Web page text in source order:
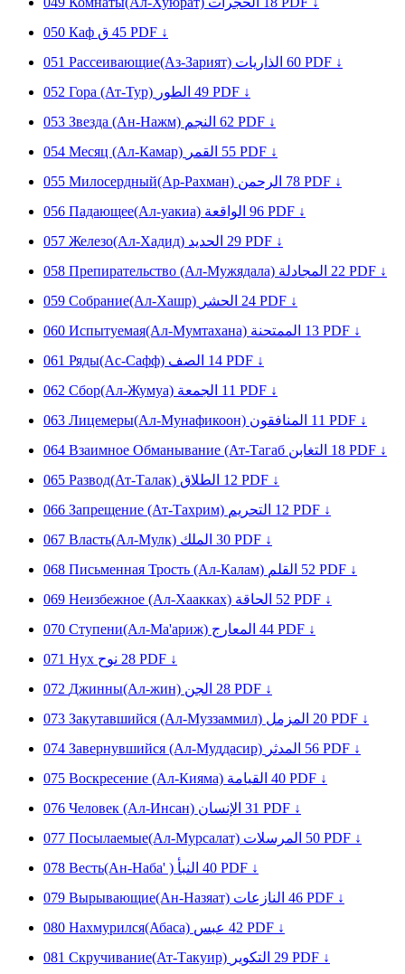
050 Кaф ق 45 PDF ↓
051 Рассеивающие(Аз-Зарият) الذاريات 60 PDF ↓
052 Гора (Ат-Тур) الطور 49 PDF ↓
053 Звезда (Ан-Нажм) النجم 62 PDF ↓
054 Месяц (Ал-Камар) القمر 55 PDF ↓
055 Милосердный(Ар-Рахман) الرحمن 78 PDF ↓
056 Падающее(Ал-уакиа) الواقعة 96 PDF ↓
057 Железо(Ал-Хадид) الحديد 29 PDF ↓
058 Препирательство (Ал-Мужядала) المجادلة 22 PDF ↓
059 Собрание(Ал-Хашр) الحشر 24 PDF ↓
060 Испытуемая(Ал-Мумтахана) الممتحنة 13 PDF ↓
061 Ряды(Ас-Сафф) الصف 14 PDF ↓
062 Сбор(Ал-Жумуа) الجمعة 11 PDF ↓
063 Лицемеры(Ал-Мунафикоон) المنافقون 11 PDF ↓
064 Взаимное Обманывание (Ат-Тагаб التغابن 18 PDF ↓
065 Развод(Ат-Талак) الطلاق 12 PDF ↓
066 Запрещение (Ат-Тахрим) التحريم 12 PDF ↓
067 Власть(Ал-Мулк) الملك 30 PDF ↓
068 Письменная Трость (Ал-Калам) القلم 52 PDF ↓
069 Неизбежное (Ал-Хаакках) الحاقة 52 PDF ↓
070 Ступени(Ал-Ма'ариж) المعارج 44 PDF ↓
071 Нуx نوح 28 PDF ↓
072 Джинны(Ал-жин) الجن 28 PDF ↓
073 Закутавшийся (Ал-Муззаммил) المزمل 20 PDF ↓
074 Завернувшийся (Ал-Муддасир) المدثر 56 PDF ↓
075 Воскресение (Ал-Кияма) القيامة 40 PDF ↓
076 Человек (Ал-Инсан) الإنسان 31 PDF ↓
077 Посылаемые(Ал-Мурсалат) المرسلات 50 PDF ↓
078 Весть(Ан-Наба' ) النبأ 40 PDF ↓
079 Вырывающие(Ан-Назяат) النازعات 46 PDF ↓
080 Нахмурился(Абаса) عبس 42 PDF ↓
081 Скручивание(Ат-Такуир) التكوير 29 PDF ↓